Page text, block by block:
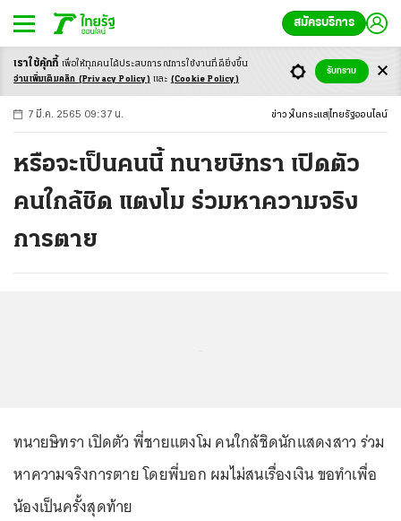
สมัครบริการ
-ก ก ก+
7 มี.ค. 2565 09:37 น. ข่าว ในกระแส ไทยรัฐออนไลน์
หรือจะเป็นคนนี้ ทนายษิทรา เปิดตัว
คนใกล้ชิด แตงโม ร่วมหาความจริง
การตาย
ทนายษิทรา เปิดตัว พี่ชายแตงโม คนใกล้ชิดนักแสดงสาว ร่วม
หาความจริงการตาย โดยพี่บอก ผมไม่สนเรื่องเงิน ขอทำเพื่อ
น้องเป็นครั้งสุดท้าย
เราใช้คุ้กกี้ เพื่อให้ทุกคนได้ประสบการณ์การใช้งานที่ดียิ่งขึ้น
อ่านเพิ่มเติมคลิก (Privacy Policy) และ (Cookie Policy)
รับทราบ